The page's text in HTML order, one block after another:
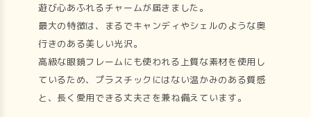
遊び心あふれるチャームが届きました。
最大の特徴は、まるでキャンディやシェルのような奥
行きのある美しい光沢。
高級な眼鏡フレームにも使われる上質な素材を使用し
ているため、プラスチックにはない温かみのある質感
と、長く愛用できる丈夫さを兼ね備えています。